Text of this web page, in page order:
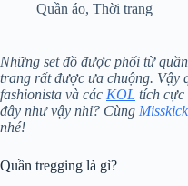
Quần áo, Thời trang
Những set đồ được phối từ
trang rất được ưa chuộng. Vậy
fashionista và các KOL tích cực
đây như vậy nhỉ? Cùng Misskick
nhé!
Quần tregging là gì?